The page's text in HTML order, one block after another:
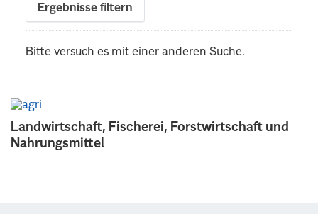
Landwirtschaft, Fischerei, Forstwirtschaft und
Nahrungsmittel
Ergebnisse filtern
Bitte versuch es mit einer anderen Suche.